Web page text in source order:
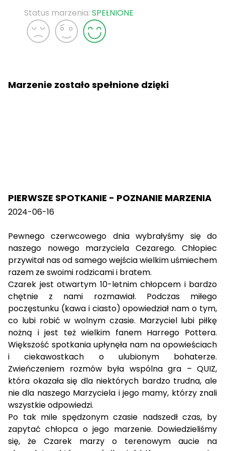
Status marzenia: SPEŁNIONE
Marzenie zostało spełnione dzięki
PIERWSZE SPOTKANIE - POZNANIE MARZENIA
2024-06-16
Pewnego czerwcowego dnia wybrałyśmy się do
naszego nowego marzyciela Cezarego. Chłopiec
przywitał nas od samego wejścia wielkim uśmiechem
razem ze swoimi rodzicami i bratem.
Czarek jest otwartym 10-letnim chłopcem i bardzo
chętnie z nami rozmawiał. Podczas miłego
poczęstunku (kawa i ciasto) opowiedział nam o tym,
co lubi robić w wolnym czasie. Marzyciel lubi piłkę
nożną i jest też wielkim fanem Harrego Pottera.
Większość spotkania upłynęła nam na opowieściach
i ciekawostkach o ulubionym bohaterze.
Zwieńczeniem rozmów była wspólna gra – QUIZ,
która okazała się dla niektórych bardzo trudna, ale
nie dla naszego Marzyciela i jego mamy, którzy znali
wszystkie odpowiedzi.
Po tak mile spędzonym czasie nadszedł czas, by
zapytać chłopca o jego marzenie. Dowiedzieliśmy
się, że Czarek marzy o terenowym aucie na